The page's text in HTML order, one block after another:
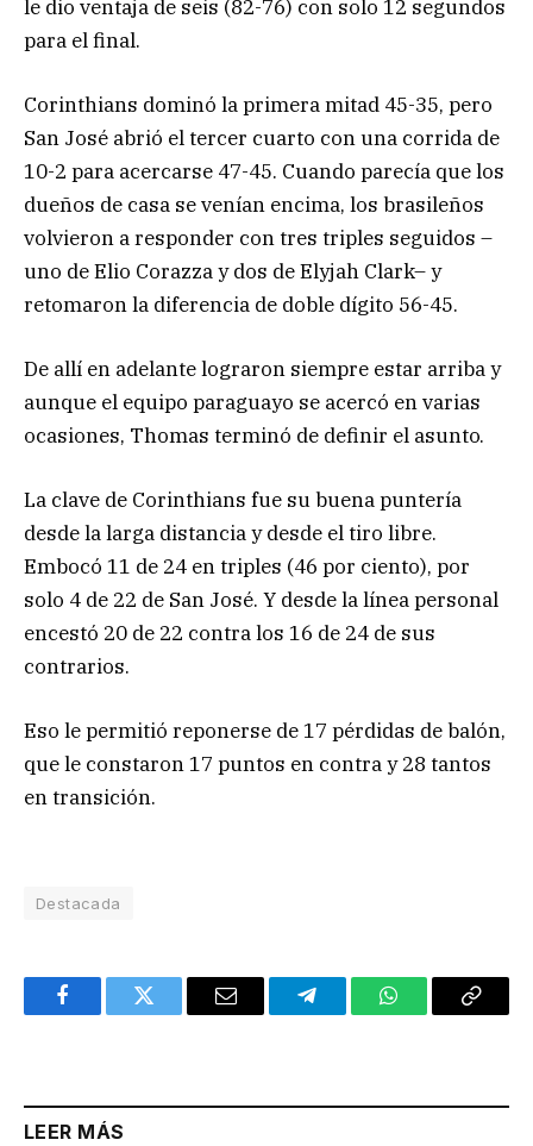
le dio ventaja de seis (82-76) con solo 12 segundos
para el final.
Corinthians dominó la primera mitad 45-35, pero
San José abrió el tercer cuarto con una corrida de
10-2 para acercarse 47-45. Cuando parecía que los
dueños de casa se venían encima, los brasileños
volvieron a responder con tres triples seguidos –
uno de Elio Corazza y dos de Elyjah Clark– y
retomaron la diferencia de doble dígito 56-45.
De allí en adelante lograron siempre estar arriba y
aunque el equipo paraguayo se acercó en varias
ocasiones, Thomas terminó de definir el asunto.
La clave de Corinthians fue su buena puntería
desde la larga distancia y desde el tiro libre.
Embocó 11 de 24 en triples (46 por ciento), por
solo 4 de 22 de San José. Y desde la línea personal
encestó 20 de 22 contra los 16 de 24 de sus
contrarios.
Eso le permitió reponerse de 17 pérdidas de balón,
que le constaron 17 puntos en contra y 28 tantos
en transición.
Destacada
FacebookTwitter Email TelegramWhatsAppCopy
LEER MÁS